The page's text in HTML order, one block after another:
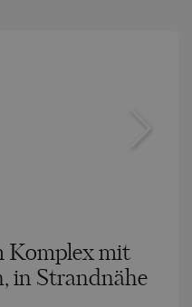
Komplex mit
in Strandnähe